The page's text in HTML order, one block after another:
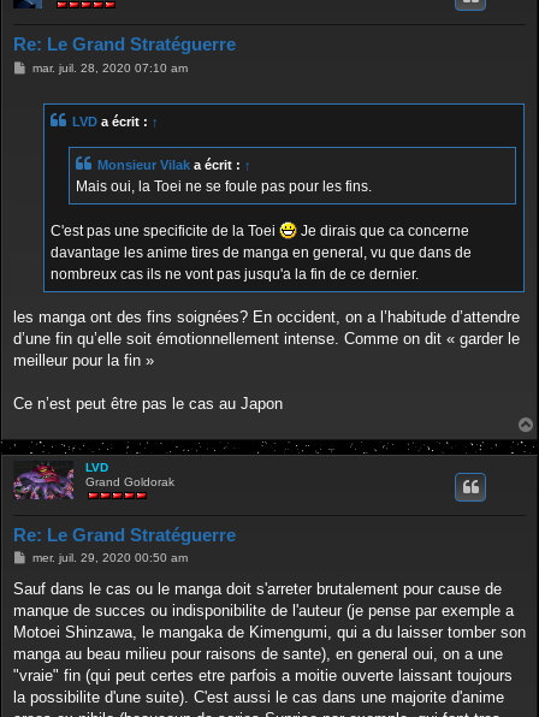
Re: Le Grand Stratéguerre
Mmar. juil. 28, 2020 07:10 am
LVD a écrit : ↑
Monsieur Vilak a écrit : ↑
Mais oui, la Toei ne se foule pas pour les fins.
C'est pas une specificite de la Toei
Je dirais que ca concerne
davantage les anime tires de manga en general, vu que dans de
nombreux cas ils ne vont pas jusqu'a la fin de ce dernier.
les manga ont des fins soignées? En occident, on a l’habitude d’attendre
d’une fin qu’elle soit émotionnellement intense. Comme on dit « garder le
meilleur pour la fin »
Ce n’est peut être pas le cas au Japon
LVD
Grand Goldorak
Re: Le Grand Stratéguerre
M
s
a
g
mer. juil. 29, 2020 00:50 am
Sauf dans le cas ou le manga doit s'arreter brutalement pour cause de
manque de succes ou indisponibilite de l'auteur (je pense par exemple a
Motoei Shinzawa, le mangaka de Kimengumi, qui a du laisser tomber son
manga au beau milieu pour raisons de sante), en general oui, on a une
"vraie" fin (qui peut certes etre parfois a moitie ouverte laissant toujours
la possibilite d'une suite). C'est aussi le cas dans une majorite d'anime